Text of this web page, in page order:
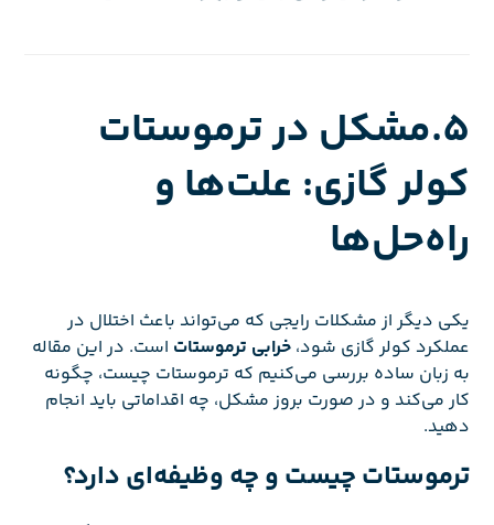
5.مشکل در ترموستات
کولر گازی: علت‌ها و
راه‌حل‌ها
یکی دیگر از مشکلات رایجی که می‌تواند باعث اختلال در
عملکرد کولر گازی شود،خرابی ترموستات است. در این مقاله
به زبان ساده بررسی می‌کنیم که ترموستات چیست، چگونه
کار می‌کند و در صورت بروز مشکل، چه اقداماتی باید انجام
دهید.
ترموستات چیست و چه وظیفه‌ای دارد؟